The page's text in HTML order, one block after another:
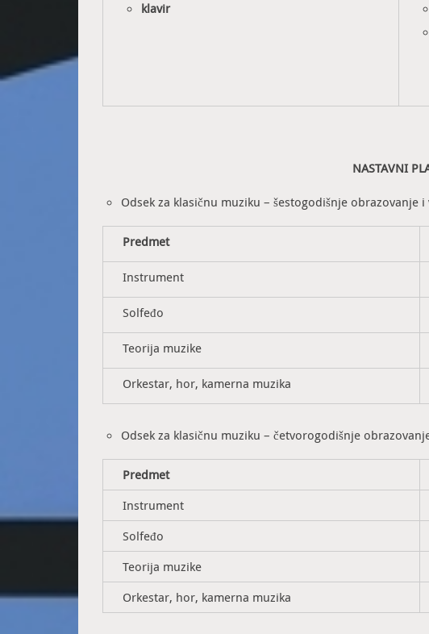
klavir
NASTAVNI
Odsek za klasičnu muziku – šestogodišnje obrazovanje i
Predmet
Instrument
Solfeđo
Teorija muzike
Orkestar, hor, kamerna muzika
Odsek za klasičnu muziku – četvorogodišnje
Predmet
Instrument
Solfeđo
Teorija muzike
Orkestar, hor, kamerna muzika